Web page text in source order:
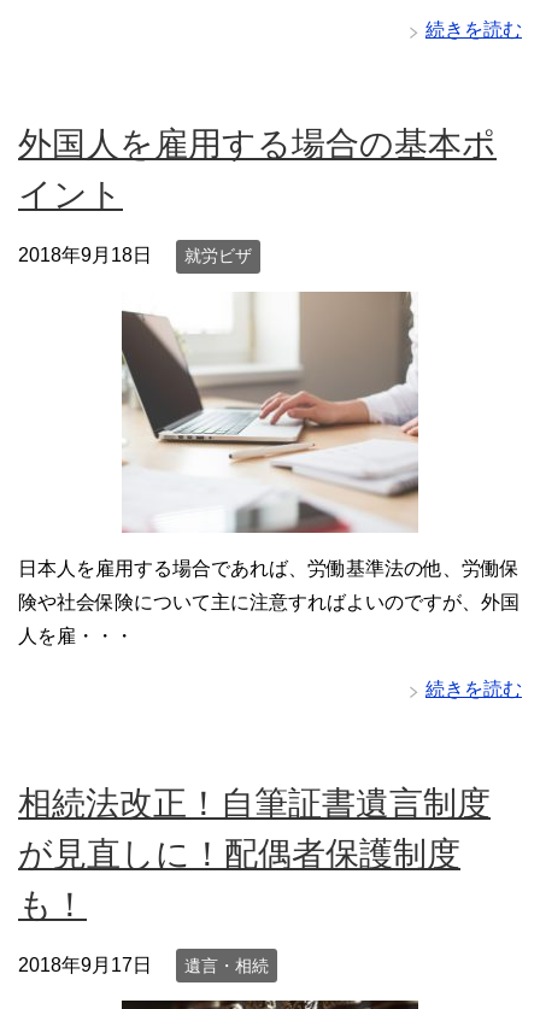
続きを読む
外国人を雇用する場合の基本ポ
イント
2018年9月18日 就労ビザ
日本人を雇用する場合であれば、労働基準法の他、労働保
険や社会保険について主に注意すればよいのですが、外国
人を雇・・・
続きを読む
相続法改正！自筆証書遺言制度
が見直しに！配偶者保護制度
も！
2018年9月17日 遺言・相続